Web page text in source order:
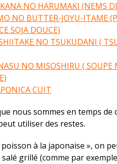
NO HARUMAKI (NEMS
NO BUTTER-JOYU-ITAME
SOJA DOUCE)
NO TSUKUDANI (
NO MISOSHIRU ( SOUPE
CUIT
nous sommes en temps
utiliser des restes.
poisson à la japonaise », on
grillé (comme par